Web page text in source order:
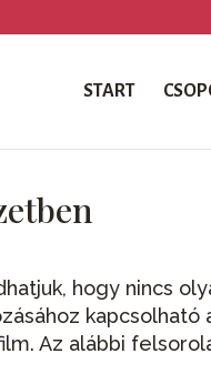
START
hogy nincs
Az alábbi